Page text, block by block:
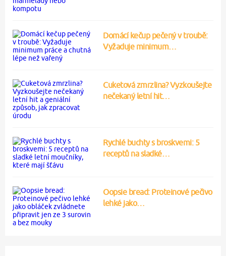
Domácí kečup pečený v troubě:
Vyžaduje minimum…
Cuketová zmrzlina? Vyzkoušejte
nečekaný letní hit…
Rychlé buchty s broskvemi: 5
receptů na sladké…
Oopsie bread: Proteinové pečivo
lehké jako…